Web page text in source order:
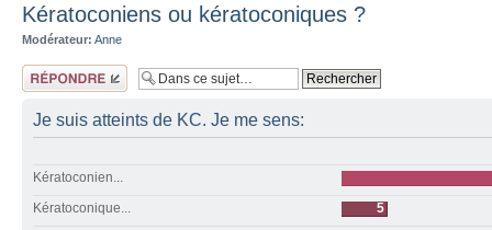
Kératoconiens ou kératoconiques ?
Modérateur: Anne
Répondre
Je suis atteints de KC. Je me sens:
Kératoconien...
Kératoconique...
5